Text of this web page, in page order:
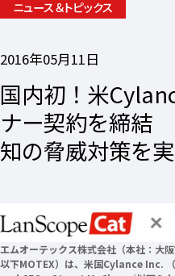
ニュース＆トピックス
2016年05月11日
国内初！米
ナー契約を締結
知の脅威対策を
エムオーテックス株式会社（本社：大
以下MOTEX）は、米国Cylance Inc.